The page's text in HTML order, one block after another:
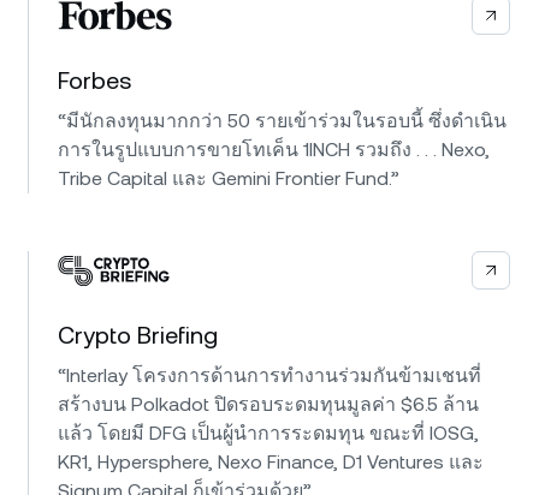
Forbes
“มีนักลงทุนมากกว่า 50 รายเข้าร่วมในรอบนี้ ซึ่งดำเนิน
การในรูปแบบการขายโทเค็น 1INCH รวมถึง . . . Nexo,
Tribe Capital และ Gemini Frontier Fund.”
Crypto Briefing
“Interlay โครงการด้านการทำงานร่วมกันข้ามเชนที่
สร้างบน Polkadot ปิดรอบระดมทุนมูลค่า $6.5 ล้าน
แล้ว โดยมี DFG เป็นผู้นำการระดมทุน ขณะที่ IOSG,
KR1, Hypersphere, Nexo Finance, D1 Ventures และ